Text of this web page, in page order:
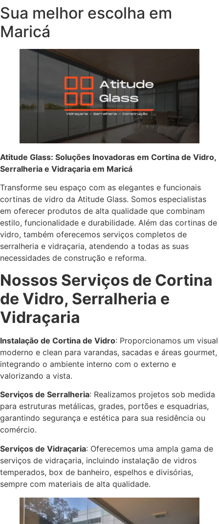
Sua melhor escolha em
Maricá
Atitude Glass: Soluções Inovadoras em Cortina de Vidro,
Serralheria e Vidraçaria em Maricá
Transforme seu espaço com as elegantes e funcionais
cortinas de vidro da Atitude Glass. Somos especialistas
em oferecer produtos de alta qualidade que combinam
estilo, funcionalidade e durabilidade. Além das cortinas de
vidro, também oferecemos serviços completos de
serralheria e vidraçaria, atendendo a todas as suas
necessidades de construção e reforma.
Nossos Serviços de Cortina
de Vidro, Serralheria e
Vidraçaria
Instalação de Cortina de Vidro: Proporcionamos um visual
moderno e clean para varandas, sacadas e áreas gourmet,
integrando o ambiente interno com o externo e
valorizando a vista.
Serviços de Serralheria: Realizamos projetos sob medida
para estruturas metálicas, grades, portões e esquadrias,
garantindo segurança e estética para sua residência ou
comércio.
Serviços de Vidraçaria: Oferecemos uma ampla gama de
serviços de vidraçaria, incluindo instalação de vidros
temperados, box de banheiro, espelhos e divisórias,
sempre com materiais de alta qualidade.